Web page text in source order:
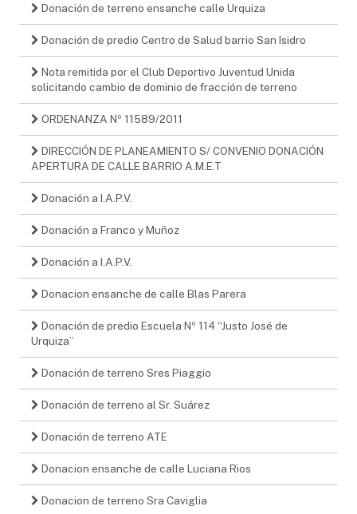
Donación de terreno ensanche calle Urquiza
Donación de predio Centro de Salud barrio San Isidro
Nota remitida por el Club Deportivo Juventud Unida
solicitando cambio de dominio de fracción de terreno
ORDENANZA Nº 11589/2011
DIRECCIÓN DE PLANEAMIENTO S/ CONVENIO DONACIÓN
APERTURA DE CALLE BARRIO A.M.E.T
Donación a I.A.P.V.
Donación a Franco y Muñoz
Donación a I.A.P.V.
Donacion ensanche de calle Blas Parera
Donación de predio Escuela Nº 114 “Justo José de
Urquiza”
Donación de terreno Sres Piaggio
Donación de terreno al Sr. Suárez
Donación de terreno ATE
Donacion ensanche de calle Luciana Rios
Donacion de terreno Sra Caviglia